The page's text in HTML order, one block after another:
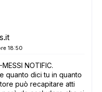
18:50
NOTIFIC.
quanto dici tu in quanto
può recapitare atti